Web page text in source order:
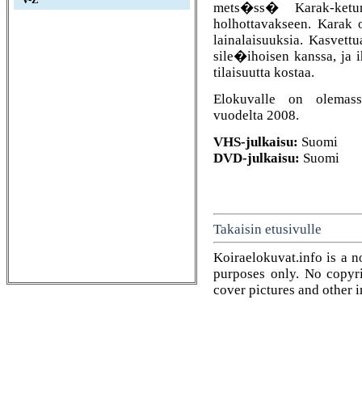
mets�ss� Karak-
holhottavakseen.
lainalaisuuksia.
sile�ihoisen kanssa,
tilaisuutta kostaa.
Elokuvalle on
vuodelta 2008.
VHS-julkaisu: Suomi
DVD-julkaisu: Suomi
Takaisin etusivulle
Koiraelokuvat.info is a
purposes only. No
cover pictures and other